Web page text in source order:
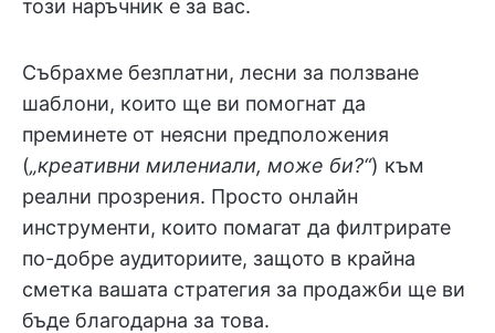
този наръчник е за вас.
Събрахме безплатни, лесни за ползване
шаблони, които ще ви помогнат да
преминете от неясни предположения
(„креативни милениали, може би?“) към
реални прозрения. Просто онлайн
инструменти, които помагат да филтрирате
по-добре аудиториите, защото в крайна
сметка вашата стратегия за продажби ще ви
бъде благодарна за това.